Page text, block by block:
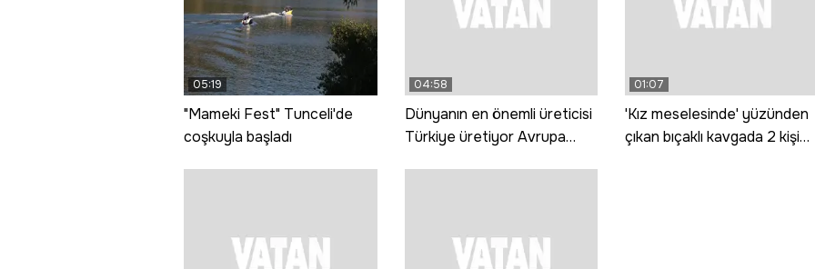
05:19
"Mameki Fest" Tunceli'de
coşkuyla başladı
04:58
Dünyanın en önemli üreticisi
Türkiye üretiyor Avrupa
01:07
'Kız meselesinde' yüzünden
çıkan bıçaklı kavgada 2 kişi